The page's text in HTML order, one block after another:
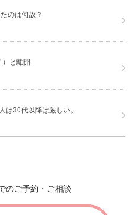
のは何故？
と離開
は30代以降は厳しい。
のご予約・ご相談